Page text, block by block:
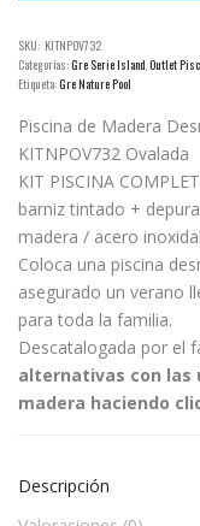
Piscina de Madera
KITNPOV732 Ovalada
KIT PISCINA
barniz tintado +
madera / acero
Coloca una piscina
asegurado un verano
para toda la familia.
Descatalogada por el
alternativas con las
madera haciendo
SKU: KITNPOV732
Categorías:Gre Serie Island Outlet
Etiqueta:Gre Nature Pool
Descripción